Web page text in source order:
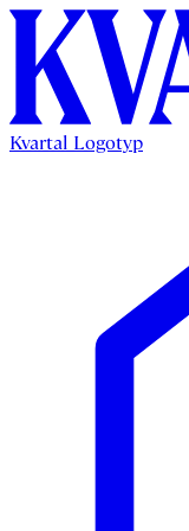
Kvartal Logotyp